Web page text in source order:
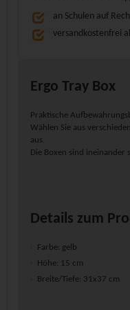
an Schulen auf
versandkostenfrei
Ergo Tray Box
Praktische
Wählen Sie aus
aus.
Die Boxen sind ineinander
Details zum
Farbe: gelb
Höhe: 15 cm
Breite/Tiefe: 31x37 cm